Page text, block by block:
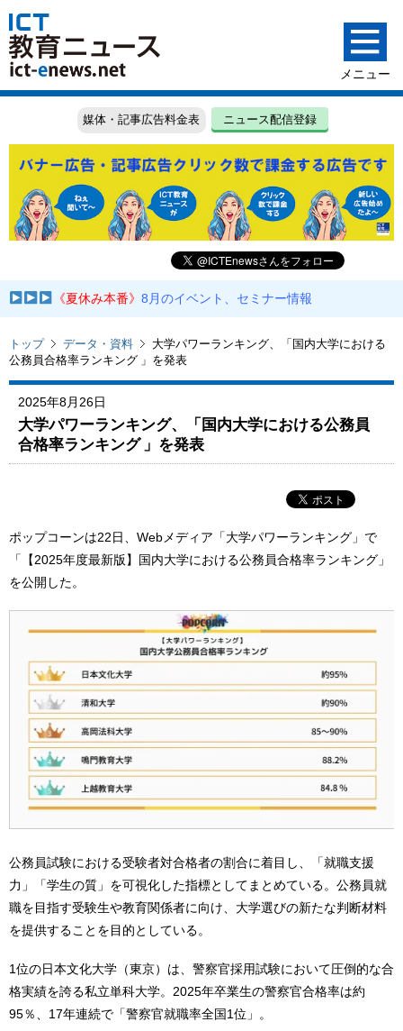
媒体・記事広告料金表 ニュース配信登録
《夏休み本番》8月のイベント、セミナー情報
トップ データ・資料
大学パワーランキング、「国内大学における
公務員合格率ランキング 」を発表
2025年8月26日
大学パワーランキング、「国内大学における公務員
合格率ランキング 」を発表
ポップコーンは22日、Webメディア「大学パワーランキング」で
「【2025年度最新版】国内大学における公務員合格率ランキング」
を公開した。
公務員試験における受験者対合格者の割合に着目し、「就職支援
力」「学生の質」を可視化した指標としてまとめている。公務員就
職を目指す受験生や教育関係者に向け、大学選びの新たな判断材料
を提供することを目的としている。
1位の日本文化大学（東京）は、警察官採用試験において圧倒的な合
格実績を誇る私立単科大学。2025年卒業生の警察官合格率は約
95％、17年連続で「警察官就職率全国1位」。